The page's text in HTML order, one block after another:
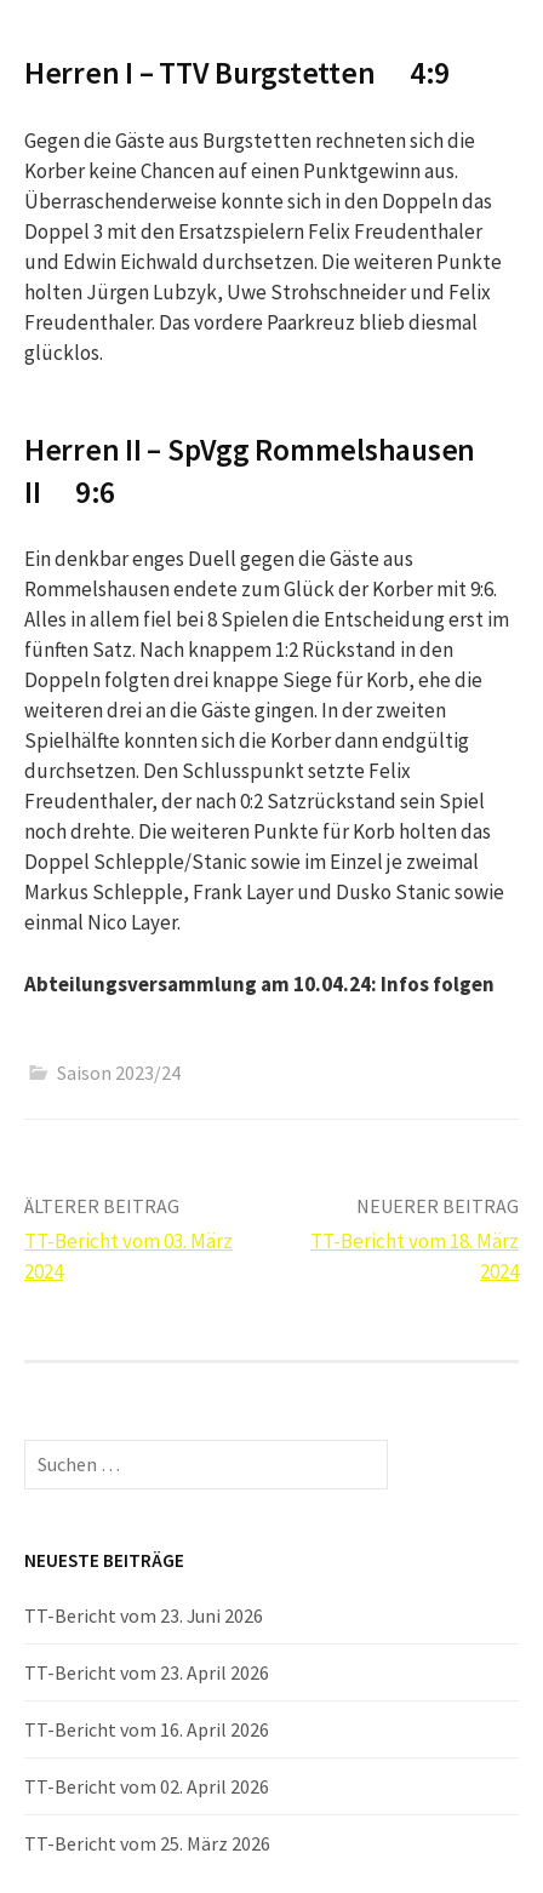
Herren I – TTV Burgstetten 4:9
Gegen die Gäste aus Burgstetten rechneten sich die
Korber keine Chancen auf einen Punktgewinn aus.
Überraschenderweise konnte sich in den Doppeln das
Doppel 3 mit den Ersatzspielern Felix Freudenthaler
und Edwin Eichwald durchsetzen. Die weiteren Punkte
holten Jürgen Lubzyk, Uwe Strohschneider und Felix
Freudenthaler. Das vordere Paarkreuz blieb diesmal
glücklos.
Herren II – SpVgg Rommelshausen
II 9:6
Ein denkbar enges Duell gegen die Gäste aus
Rommelshausen endete zum Glück der Korber mit 9:6.
Alles in allem fiel bei 8 Spielen die Entscheidung erst im
fünften Satz. Nach knappem 1:2 Rückstand in den
Doppeln folgten drei knappe Siege für Korb, ehe die
weiteren drei an die Gäste gingen. In der zweiten
Spielhälfte konnten sich die Korber dann endgültig
durchsetzen. Den Schlusspunkt setzte Felix
Freudenthaler, der nach 0:2 Satzrückstand sein Spiel
noch drehte. Die weiteren Punkte für Korb holten das
Doppel Schlepple/Stanic sowie im Einzel je zweimal
Markus Schlepple, Frank Layer und Dusko Stanic sowie
einmal Nico Layer.
Abteilungsversammlung am 10.04.24: Infos folgen
Saison 2023/24
Beitrags-
Navigation
ÄLTERER BEITRAG
TT-Bericht vom 03. März
2024
NEUERER BEITRAG
TT-Bericht vom 18. März
2024
Suchen
nach:
NEUESTE BEITRÄGE
TT-Bericht vom 23. Juni 2026
TT-Bericht vom 23. April 2026
TT-Bericht vom 16. April 2026
TT-Bericht vom 02. April 2026
TT-Bericht vom 25. März 2026